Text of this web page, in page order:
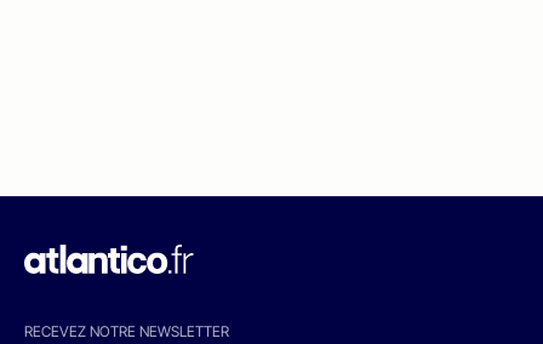
RECEVEZ NOTRE NEWSLETTER